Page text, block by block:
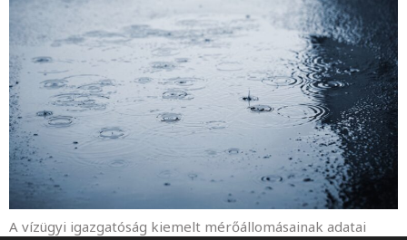
A vízügyi igazgatóság kiemelt mérőállomásainak adatai